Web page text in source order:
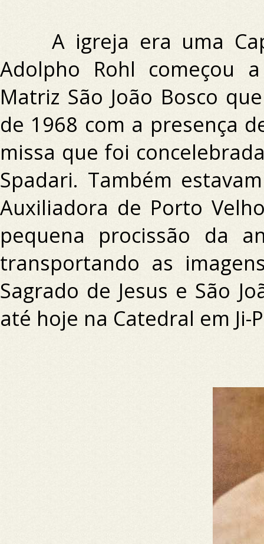
A igreja era uma
Adolpho Rohl começou
Matriz São João Bosco
de 1968 com a presença
missa que foi
Spadari. Também
Auxiliadora de Porto
pequena procissão da
transportando as
Sagrado de Jesus e São
até hoje na Catedral em Ji-